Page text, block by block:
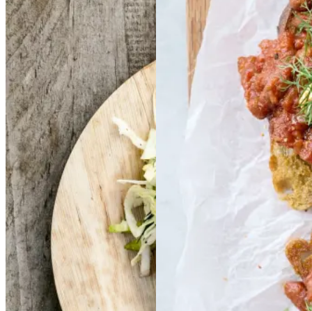
FrikadellerFrikadell
er medmed
smørspidskål,smørsp
idskål,
kartoflerkartofler
ogog
sennepsdressingsenn
epsdressing
Gem opskrift
Aftensmad
Forårsmad
Baked Baked
beans på
på
stegt brødbrød